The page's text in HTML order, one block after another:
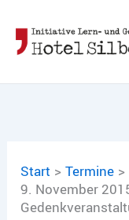
Inhalt
springen
Start
Termine
9. November